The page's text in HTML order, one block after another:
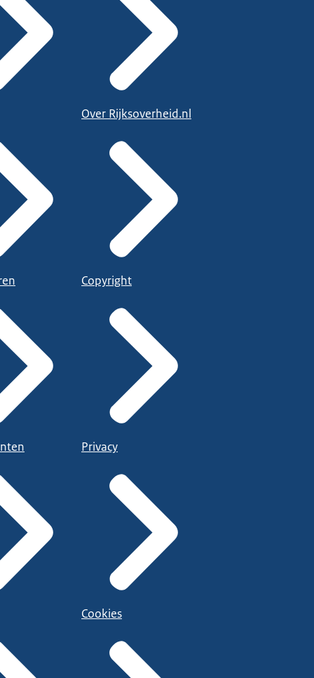
Over Rijksoverheid.nl
Copyright
Privacy
Cookies